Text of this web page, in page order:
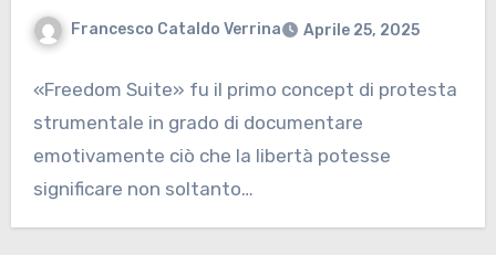
Francesco Cataldo Verrina Aprile 25, 2025
«Freedom Suite» fu il primo concept di protesta
strumentale in grado di documentare
emotivamente ciò che la libertà potesse
significare non soltanto…